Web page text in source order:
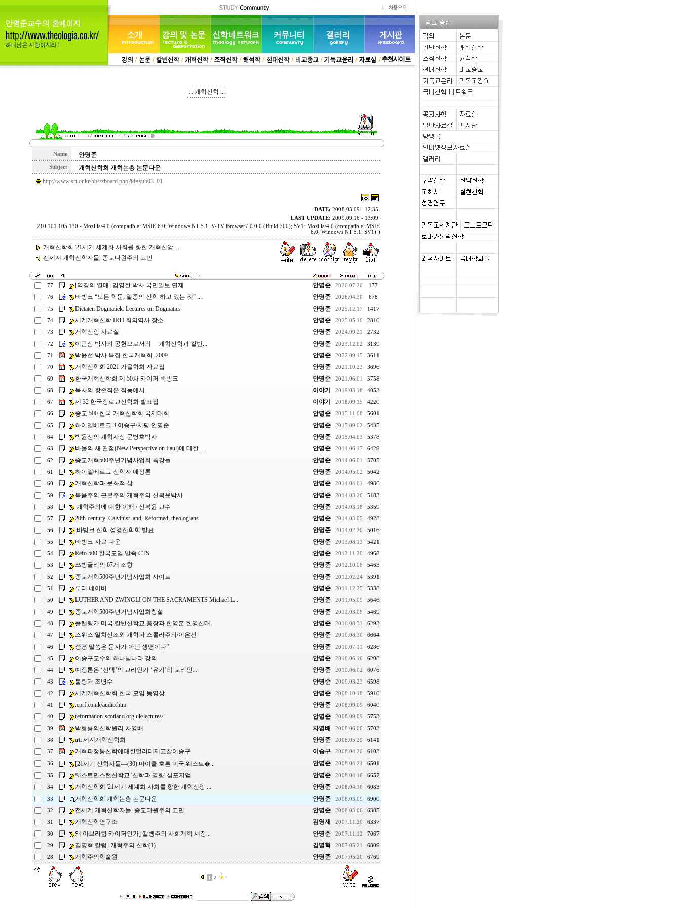
::: 개혁신학 :::
77 1 2
Name 안명준
Subject
개혁신학회 개혁논총 논문다운
http://www.srt.or.kr/bbs/zboard.php?id=sub03_01
DATE: 2008.03.09 - 12:35
LAST UPDATE: 2009.09.16 - 13:09
210.101.105.130 - Mozilla/4.0 (compatible; MSIE 6.0; Windows NT 5.1; V-TV Browser7.0.0.0 (Build 700); SV1; Mozilla/4.0 (compatible; MSIE
6.0; Windows NT 5.1; SV1) )
개혁신학회 '21세기 세계화 사회를 향한 개혁신앙 ...
전세계 개혁신학자들, 종교다원주의 고민
77 [역경의 열매] 김영한 박사 국민일보 연제 안명준 2026.07.26 177
76 바빙크 “모든 학문, 일종의 신학 하고 있는 것” ... 안명준 2026.04.30 678
75 Dictaten Dogmatiek: Lectures on Dogmatics 안명준 2025.12.17 1417
74 세계개혁신학 IRTI 회의역사 장소 안명준 2025.05.16 2810
73 개혁신앙 자료실 안명준 2024.09.21 2732
72 이근삼 박사의 공헌으로서의 개혁신학과 칼빈... 안명준 2023.12.02 3139
71 박윤선 박사 특집 한국개혁회 2009 안명준 2022.09.15 3611
70 개혁신학회 2021 가을학회 자료집 안명준 2021.10.23 3696
69 한국개혁신학회 제 50차 카이퍼 바빙크 안명준 2021.06.01 3758
68 목사의 항존직은 직능에서 이야기 2019.03.18 4053
67 제 32 한국장로교신학회 발표집 이야기 2018.09.15 4220
66 종교 500 한국 개혁신학회 국제대회 안명준 2015.11.08 5601
65 하이델베르크 3 이승구/서평 안명준 안명준 2015.09.02 5435
64 박윤선의 개혁사상 문병호박사 안명준 2015.04.03 5378
63 바울의 새 관점(New Perspective on Paul)에 대한 ... 안명준 2014.06.17 6429
62 종교개혁500주년기념사업회 특강들 안명준 2014.06.01 5705
61 하이델베르그 신학자 예정론 안명준 2014.05.02 5042
60 개혁신학과 문화적 삶 안명준 2014.04.01 4986
59 복음주의 근본주의 개혁주의 신복윤박사 안명준 2014.03.26 5183
58 개혁주의에 대한 이해 / 신복윤 교수 안명준 2014.03.18 5359
57 20th-century_Calvinist_and_Reformed_theologians 안명준 2014.03.05 4928
56 바빙크 신학 성경신학회 발표 안명준 2014.02.20 5016
55 바빙크 자료 다운 안명준 2013.08.13 5421
54 Refo 500 한국모임 발족 CTS 안명준 2012.11.20 4968
53 쯔빙글리의 67개 조항 안명준 2012.10.08 5463
52 종교개혁500주년기념사업회 사이트 안명준 2012.02.24 5391
51 루터 네이버 안명준 2011.12.25 5338
50 LUTHER AND ZWINGLI ON THE SACRAMENTS Michael L.... 안명준 2011.05.09 5646
49 종교개혁500주년기념사업회창설 안명준 2011.03.08 5469
48 플랜팅가 미국 칼빈신학교 총장과 한영훈 한영신대... 안명준 2010.08.31 6293
47 스위스 일치신조와 개혁파 스콜라주의/이은선 안명준 2010.08.30 6664
46 성경 말씀은 문자가 아닌 생명이다” 안명준 2010.07.11 6286
45 이승구교수의 하나님나라 강의 안명준 2010.06.16 6208
44 예정론은 ‘선택’의 교리인가 ‘유기’의 교리인... 안명준 2010.06.02 6076
43 불링거 조병수 안명준 2009.03.23 6598
42 세계개혁신학회 한국 모임 동영상 안명준 2008.10.18 5910
41 .cprf.co.uk/audio.htm 안명준 2008.09.09 6040
40 reformation-scotland.org.uk/lectures/ 안명준 2008.09.09 5753
39 박형룡의신학원리 차영배 차영배 2008.06.06 5703
38 irti 세계개혁신학회 안명준 2008.05.29 6141
37 개혁파정통신학에대한멀러테제고찰이승구 이승구 2008.04.26 6103
36 [21세기 신학자들―(30) 마이클 호튼 미국 웨스트�... 안명준 2008.04.24 6501
35 웨스트민스턴신학교 '신학과 영향' 심포지엄 안명준 2008.04.16 6657
34 개혁신학회 '21세기 세계화 사회를 향한 개혁신앙 ... 안명준 2008.04.16 6083
33 개혁신학회 개혁논총 논문다운 안명준 2008.03.09 6900
32 전세계 개혁신학자들, 종교다원주의 고민 안명준 2008.03.06 6385
31 개혁신학연구소 김영재 2007.11.20 6337
30 왜 아브라함 카이퍼인가] 칼뱅주의 사회개혁 새장... 안명준 2007.11.12 7067
29 김명혁 칼럼] 개혁주의 신학(1) 김명혁 2007.05.21 6809
28 개혁주의학술원 안명준 2007.05.20 6769
1 2